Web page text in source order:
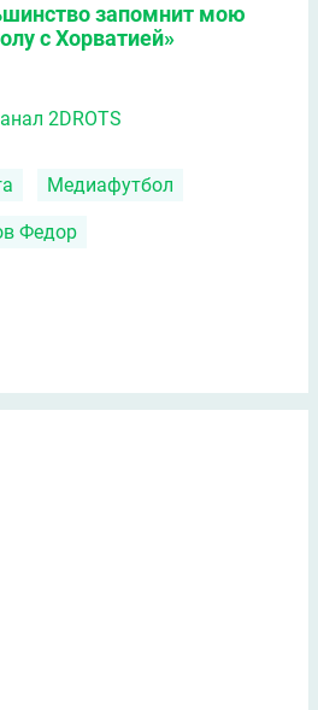
запомнит мою
с Хорватией»
2DROTS
Медиафутбол
Федор